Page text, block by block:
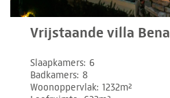
Vrijstaande villa
Slaapkamers 6
Badkamers 8
Woonoppervlak 1232m²